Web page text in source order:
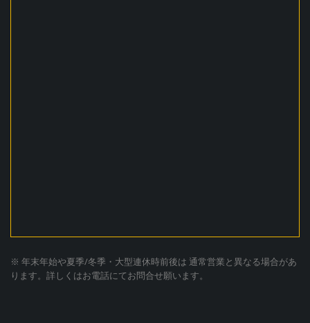
※ 年末年始や夏季/冬季・大型連休時前後は 通常営業と異なる場合があ
ります。詳しくはお電話にてお問合せ願います。